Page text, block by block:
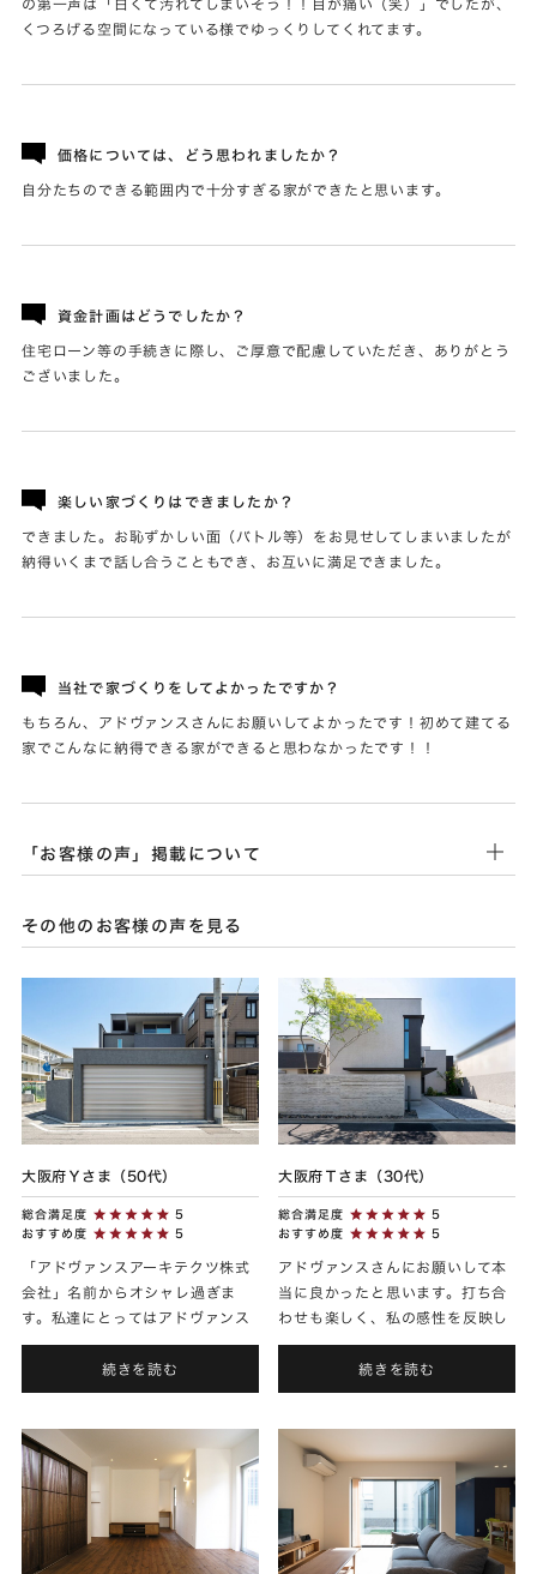
の第一声は「白くて汚れてしまいそう！！目が痛い（笑）」でしたが、
くつろげる空間になっている様でゆっくりしてくれてます。
価格については、どう思われましたか？
自分たちのできる範囲内で十分すぎる家ができたと思います。
資金計画はどうでしたか？
住宅ローン等の手続きに際し、ご厚意で配慮していただき、ありがとう
ございました。
楽しい家づくりはできましたか？
できました。お恥ずかしい面（バトル等）をお見せしてしまいましたが
納得いくまで話し合うこともでき、お互いに満足できました。
当社で家づくりをしてよかったですか？
もちろん、アドヴァンスさんにお願いしてよかったです！初めて建てる
家でこんなに納得できる家ができると思わなかったです！！
「お客様の声」掲載について
その他のお客様の声を見る
大阪府Ｙさま（50代）
総合満足度
5
おすすめ度
5
「アドヴァンスアーキテクツ株式
会社」名前からオシャレ過ぎま
す。私達にとってはアドヴァンス
さんは大手ハウスメーカーより
も、ハイブランド感があります
ね。 私達に合う方を選んで頂いた
続きを読む
大阪府Ｔさま（30代）
総合満足度
5
おすすめ度
5
アドヴァンスさんにお願いして本
当に良かったと思います。打ち合
わせも楽しく、私の感性を反映し
たアートのような世界中で唯一無
二の家ができたと思います。アフ
ターメンテナンスでも細かい補
続きを読む